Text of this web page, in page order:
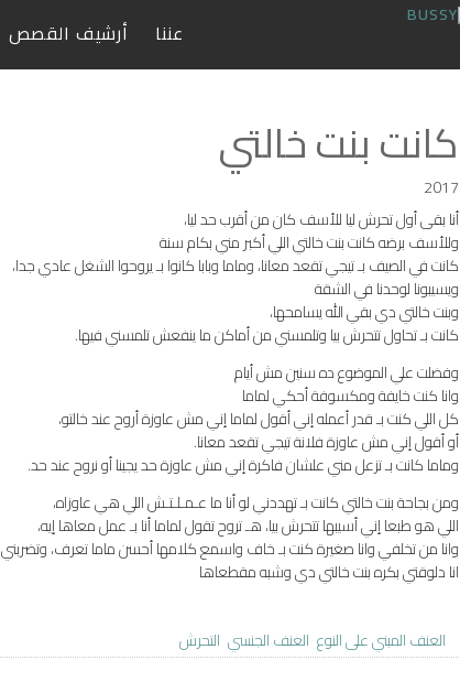
عننا أرشيف القصص
كانت بنت خالتي
2017
أنا بقى أول تحرش ليا للأسف كان من أقرب حد ليا،
وللأسف برضه كانت بنت خالتي اللي أكبر مني بكام سنة
كانت في الصيف بـ تيجي تقعد معانا، وماما وبابا كانوا بـ يروحوا الشغل عادي جدا،
ويسيبونا لوحدنا في الشقة
وبنت خالتي دي بقي الله يسامحها،
كانت بـ تحاول تتحرش بيا وتلمسني من أماكن ما ينفعش تلمسني فيها.
وفضلت علي الموضوع ده سنين مش أيام
وانا كنت خايفة ومكسوفة أحكي لماما
كل اللي كنت بـ قدر أعمله إني أقول لماما إني مش عاوزة أروح عند خالتو،
أو أقول إني مش عاوزة فلانة تيجي تقعد معانا.
وماما كانت بـ تزعل مني علشان فاكرة إني مش عاوزة حد يجينا أو نروح عند حد.
ومن بجاحة بنت خالتي كانت بـ تهددني لو أنا ما عـمـلـتـش اللي هي عاوزاه،
اللي هو طبعا إني أسيبها تتحرش بيا، هـ تروح تقول لماما أنا بـ عمل معاها إيه،
وانا من تخلفي وانا صغيرة كنت بـ خاف واسمع كلامها أحسن ماما تعرف، وتضربني
انا دلوقتي بكره بنت خالتي دي وشبه مقطعاها
العنف المبني على النوع العنف الجنسي التحرش